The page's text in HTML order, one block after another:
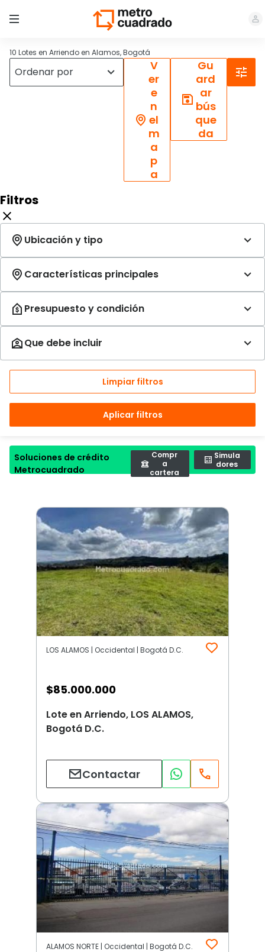
10 Lotes en Arriendo en Alamos, Bogotá
V
er
e
n
el
m
a
p
a
Gu
ard
ar
bús
que
da
Filtros
Limpiar filtros
Aplicar filtros
Soluciones de crédito
Metrocuadrado
Compr
a
cartera
Simula
dores
LOS ALAMOS | Occidental | Bogotá D.C.
$85.000.000
Lote en Arriendo, LOS ALAMOS,
Bogotá D.C.
Contactar
ALAMOS NORTE | Occidental | Bogotá D.C.